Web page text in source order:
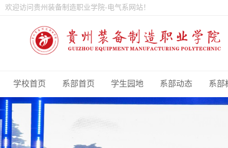
欢迎访问贵州装备制造职业学院-电气系网站！
学校首页 系部首页 学生园地 系部动态 系部